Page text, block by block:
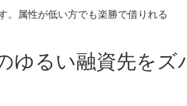
。属性が低い方でも楽勝で借りれる
ゆるい融資先をズ